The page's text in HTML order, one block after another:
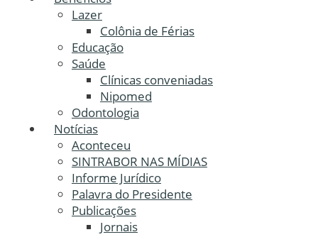
Lazer
Colônia de Férias
Educação
Saúde
Clínicas conveniadas
Nipomed
Odontologia
Notícias
Aconteceu
SINTRABOR NAS MÍDIAS
Informe Jurídico
Palavra do Presidente
Publicações
Jornais